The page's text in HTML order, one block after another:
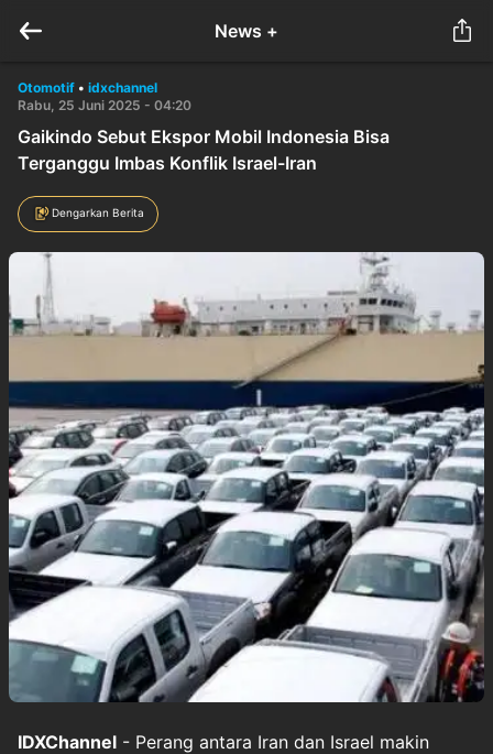
News +
Otomotif • idxchannel
Rabu, 25 Juni 2025 - 04:20
Gaikindo Sebut Ekspor Mobil Indonesia Bisa
Terganggu Imbas Konflik Israel-Iran
Dengarkan Berita
IDXChannel - Perang antara Iran dan Israel makin